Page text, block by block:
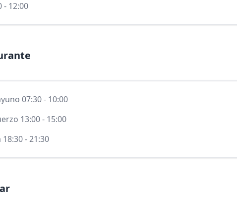
- 12:00
07:30 - 10:00
13:00 - 15:00
18:30 - 21:30